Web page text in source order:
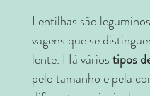
Lentilhas são
vagens que se
lente. Há váriostipos
pelo tamanho e pela